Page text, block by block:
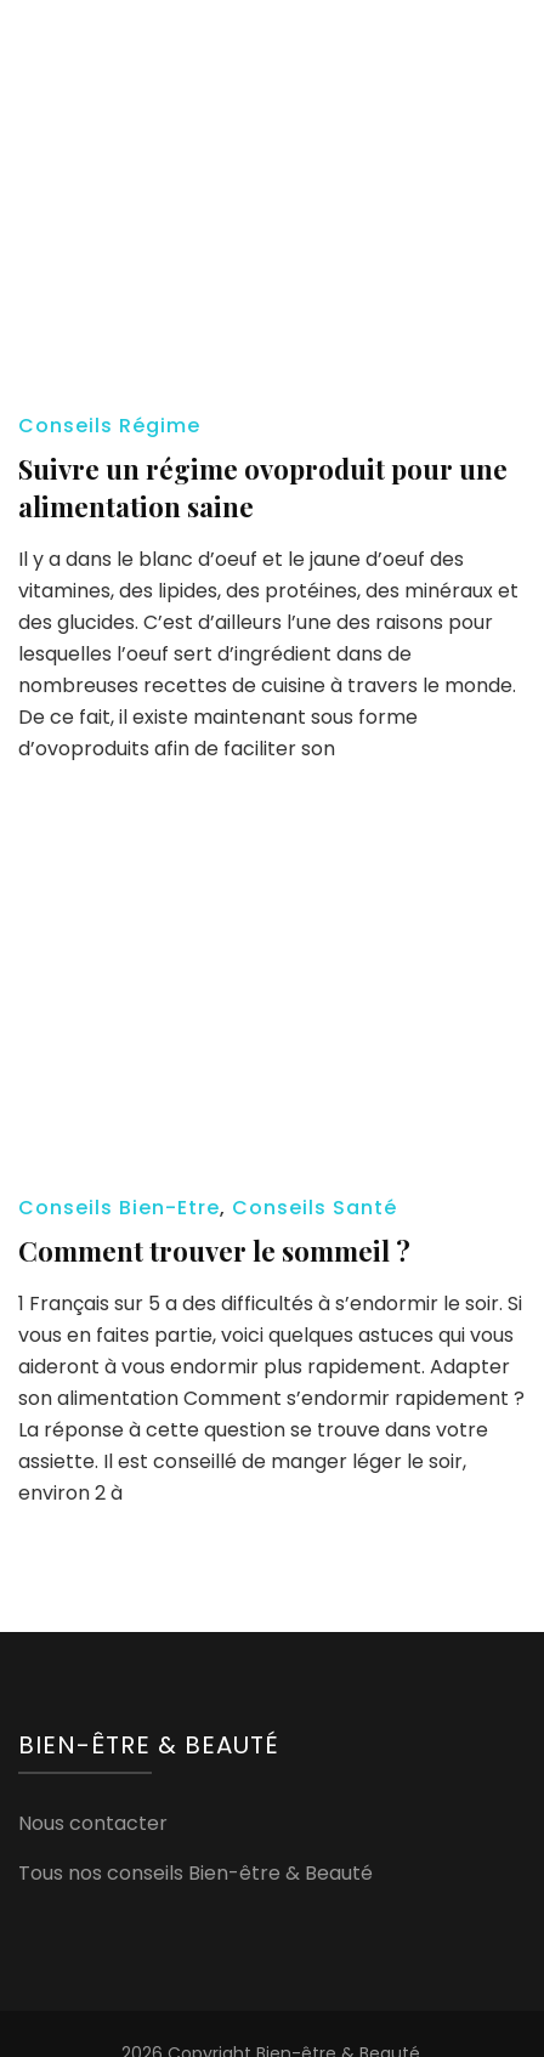
Conseils Régime
Suivre un régime ovoproduit pour une
alimentation saine
Il y a dans le blanc d’oeuf et le jaune d’oeuf des
vitamines, des lipides, des protéines, des minéraux et
des glucides. C’est d’ailleurs l’une des raisons pour
lesquelles l’oeuf sert d’ingrédient dans de
nombreuses recettes de cuisine à travers le monde.
De ce fait, il existe maintenant sous forme
d’ovoproduits afin de faciliter son
Conseils Bien-Etre, Conseils Santé
Comment trouver le sommeil ?
1 Français sur 5 a des difficultés à s’endormir le soir. Si
vous en faites partie, voici quelques astuces qui vous
aideront à vous endormir plus rapidement. Adapter
son alimentation Comment s’endormir rapidement ?
La réponse à cette question se trouve dans votre
assiette. Il est conseillé de manger léger le soir,
environ 2 à
BIEN-ÊTRE & BEAUTÉ
Nous contacter
Tous nos conseils Bien-être & Beauté